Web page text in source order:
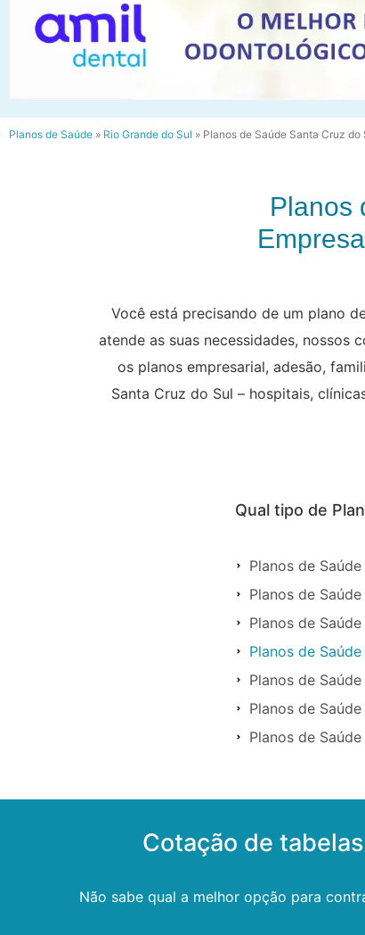
Planos de Saúde » Rio Grande do Sul » Planos de Saúde Santa Cruz do
Planos
Você está precisando de um plano
atende as suas necessidades, nossos
os planos empresarial, adesão,
Santa Cruz do Sul – hospitais,
Qual tipo de
Planos de
Planos de
Planos de
Planos de
Planos de
Planos de
Planos de
Cotação de
Não sabe qual a melhor opção para